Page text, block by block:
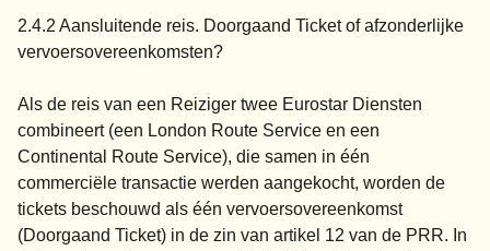
2.4.2 Aansluitende reis. Doorgaand Ticket of afzonderlijke
vervoersovereenkomsten?
Als de reis van een Reiziger twee Eurostar Diensten
combineert (een London Route Service en een
Continental Route Service), die samen in één
commerciële transactie werden aangekocht, worden de
tickets beschouwd als één vervoersovereenkomst
(Doorgaand Ticket) in de zin van artikel 12 van de PRR. In